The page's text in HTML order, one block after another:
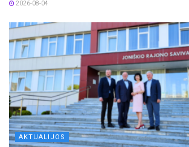
2026-08-04
AKTUALIJOS